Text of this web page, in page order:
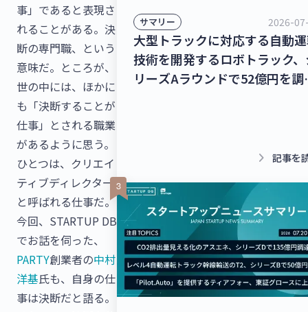
事」であると表現さ
れることがある。決
断の専門職、という
意味だ。ところが、
世の中には、ほかに
も「決断することが
仕事」とされる職業
があるように思う。
ひとつは、クリエイ
ティブディレクター
と呼ばれる仕事だ。
今回、STARTUP DB
でお話を伺った、
PARTY創業者の中村
洋基氏も、自身の仕
事は決断だと語る。
サマリー 2026-
大型トラックに対応する自動
技術を開発するロボトラック
リーズAラウンドで52億円を調
達！【最新スタートアップニ
keyboard_arrow_right 記事を